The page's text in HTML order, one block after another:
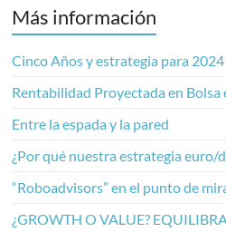
Más información
Cinco Años y estrategia para
Rentabilidad Proyectada en Bolsa
Entre la espada y la pared
¿Por qué nuestra estrategia euro/
“Roboadvisors” en el punto de
¿GROWTH O VALUE?